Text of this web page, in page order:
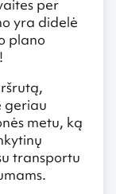
per
yra didelė
plano
geriau
metu, ką
transportu